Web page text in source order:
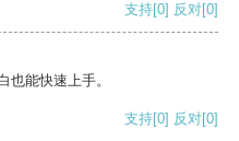
支持[0] 反对[0]
也能快速上手。
支持[0] 反对[0]